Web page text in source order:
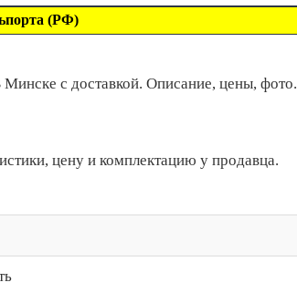
(РФ)
с доставкой. Описание, цены, фото.
цену и комплектацию у продавца.